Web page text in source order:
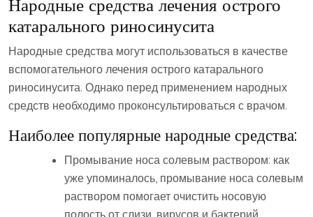
Народные средства лечения острого
катарального риносинусита
Народные средства могут использоваться в качестве
вспомогательного лечения острого катарального
риносинусита. Однако перед применением народных
средств необходимо проконсультироваться с врачом.
Наиболее популярные народные средства:
Промывание носа солевым раствором: как
уже упоминалось‚ промывание носа солевым
раствором помогает очистить носовую